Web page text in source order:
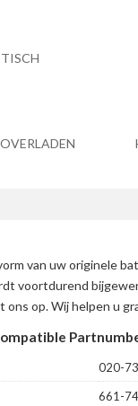
van uw originele
voortdurend
op. Wij helpen u
020-
661-